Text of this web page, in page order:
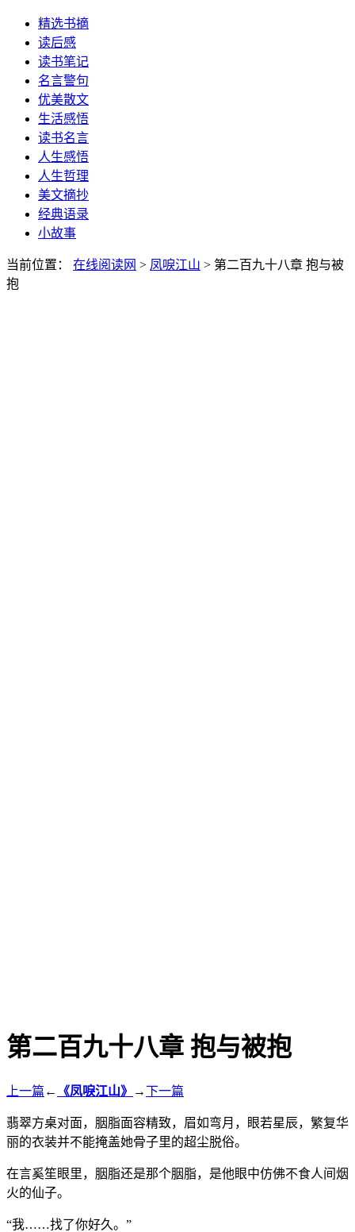
精选书摘
读后感
读书笔记
名言警句
优美散文
生活感悟
读书名言
人生感悟
人生哲理
美文摘抄
经典语录
小故事
当前位置： 在线阅读网 > 凤唳江山 > 第二百九十八章 抱与被
抱
第二百九十八章 抱与被抱
上一篇 ← 《凤唳江山》 →下一篇
翡翠方桌对面，胭脂面容精致，眉如弯月，眼若星辰，繁复华
丽的衣装并不能掩盖她骨子里的超尘脱俗。
在言奚笙眼里，胭脂还是那个胭脂，是他眼中仿佛不食人间烟
火的仙子。
“我……找了你好久。”